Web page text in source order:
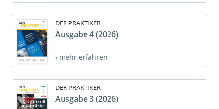
DER PRAKTIKER
Ausgabe 4 (2026)
› mehr erfahren
DER PRAKTIKER
Ausgabe 3 (2026)